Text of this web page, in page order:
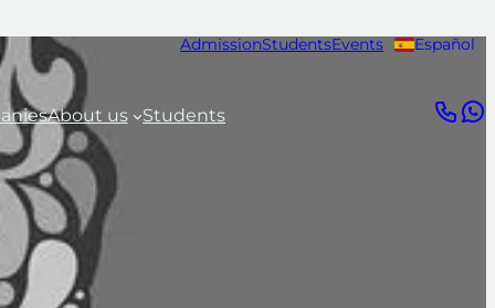
AdmissionStudentsEvents Español
About us Students